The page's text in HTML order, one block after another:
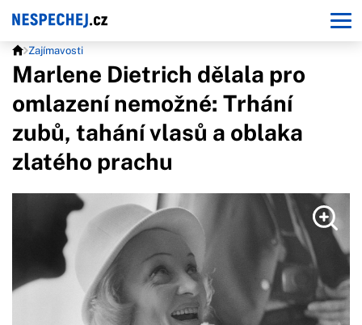
Zajímavosti
Marlene Dietrich dělala pro
omlazení nemožné: Trhání
zubů, tahání vlasů a oblaka
zlatého prachu